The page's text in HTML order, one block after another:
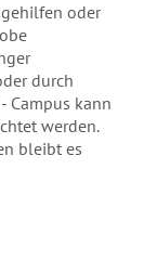
oder
durch
Campus kann
werden.
bleibt es